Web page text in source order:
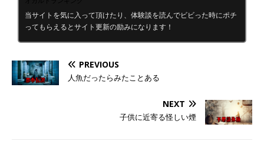
当サイトを気に入って頂けたり、体験談を読んでビビった時にポチ
ってもらえるとサイト更新の励みになります！
PREVIOUS
人魚だったらみたことある
NEXT
子供に近寄る怪しい煙